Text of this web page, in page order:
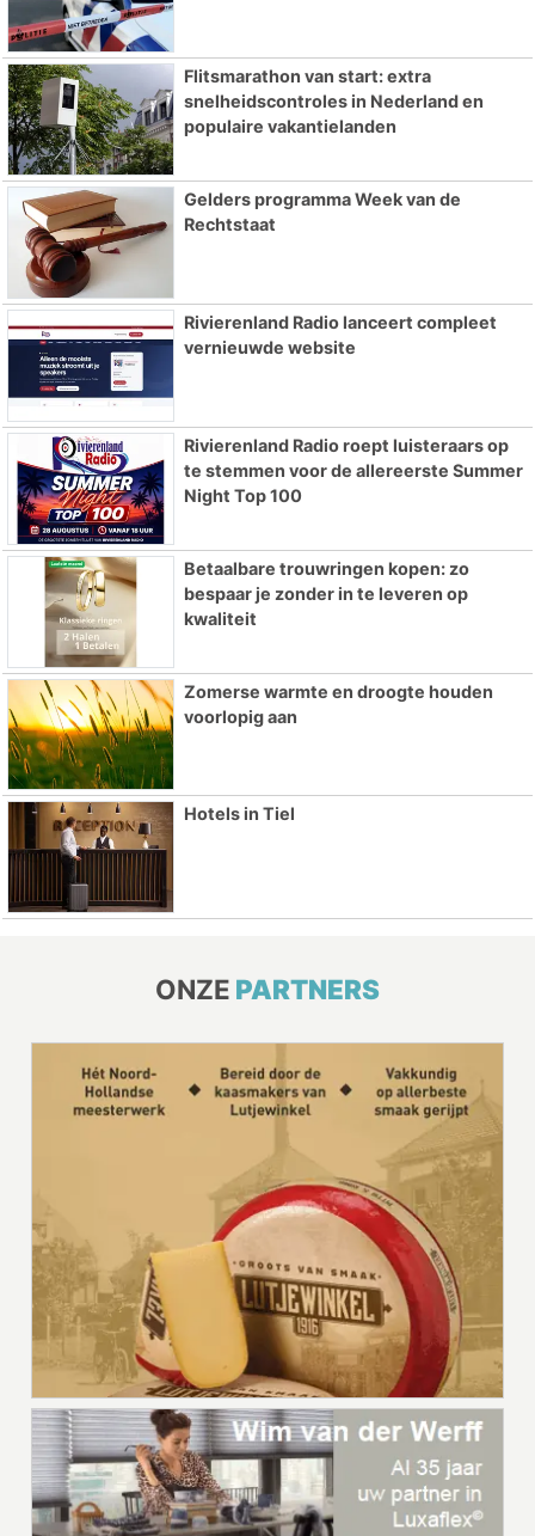
Flitsmarathon van start: extra
snelheidscontroles in Nederland en
populaire vakantielanden
Gelders programma Week van de
Rechtstaat
Rivierenland Radio lanceert compleet
vernieuwde website
Rivierenland Radio roept luisteraars op
te stemmen voor de allereerste Summer
Night Top 100
Betaalbare trouwringen kopen: zo
bespaar je zonder in te leveren op
kwaliteit
Zomerse warmte en droogte houden
voorlopig aan
Hotels in Tiel
ONZE PARTNERS